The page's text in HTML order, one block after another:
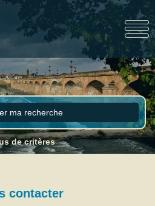
ma recherche
de critères
contacter